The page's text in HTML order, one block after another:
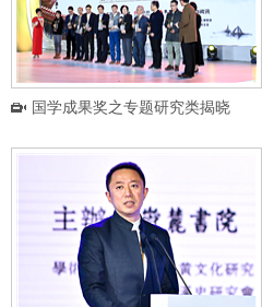
国学成果奖之专题研究类揭晓